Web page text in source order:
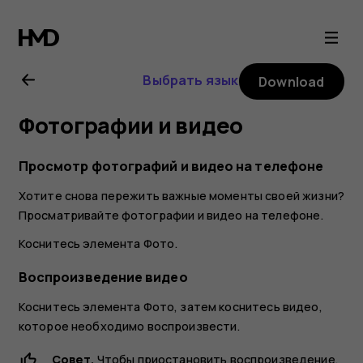
Nokia
8.1
user
guide
Выбрать язык Download
Фотографии и видео
Просмотр фотографий и видео на телефоне
Хотите снова пережить важные моменты своей жизни?
Просматривайте фотографии и видео на телефоне.
Коснитесь элемента Фото.
Воспроизведение видео
Коснитесь элемента Фото, затем коснитесь видео,
которое необходимо воспроизвести.
Совет. Чтобы приостановить воспроизведение,